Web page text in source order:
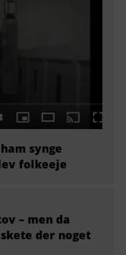
synge
folkeeje
– men da
der noget